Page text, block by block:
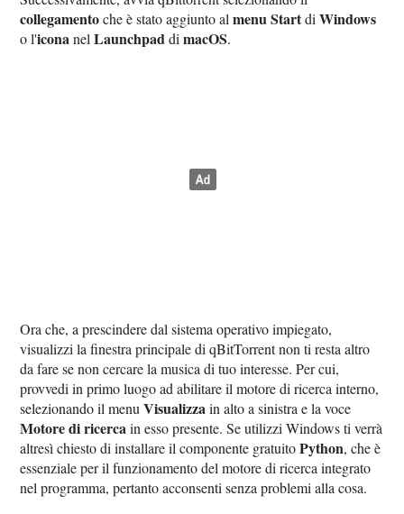
collegamentoche è stato aggiunto almenu StartdiWindows
o l'icona nelLaunchpad dimacOS.
Ora che, a prescindere dal sistema operativo impiegato,
visualizzi la finestra principale di qBitTorrent non ti resta altro
da fare se non cercare la musica di tuo interesse. Per cui,
provvedi in primo luogo ad abilitare il motore di ricerca interno,
selezionando il menuVisualizza in alto a sinistra e la voce
Motore di ricerca in esso presente. Se utilizzi Windows ti verrà
altresì chiesto di installare il componente gratuitoPython, che è
essenziale per il funzionamento del motore di ricerca integrato
nel programma, pertanto acconsenti senza problemi alla cosa.